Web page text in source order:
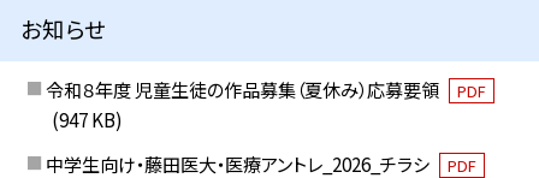
お知らせ
令和８年度 児童生徒の作品募集（夏休み）応募要領 PDF
(947 KB)
中学生向け・藤田医大・医療アントレ_2026_チラシ
PDF